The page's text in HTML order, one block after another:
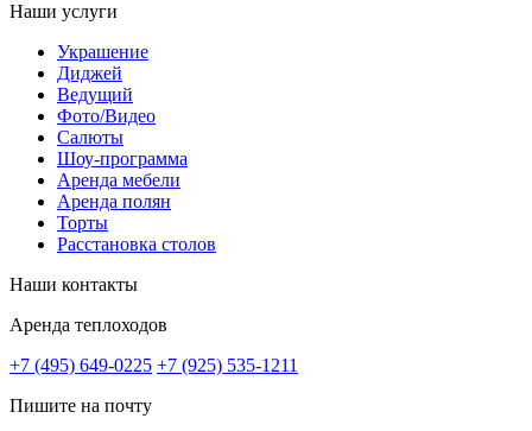
Наши услуги
Украшение
Диджей
Ведущий
Фото/Видео
Салюты
Шоу-программа
Аренда мебели
Аренда полян
Торты
Расстановка столов
Наши контакты
Аренда теплоходов
+7 (495) 649-0225 +7 (925) 535-1211
Пишите на почту